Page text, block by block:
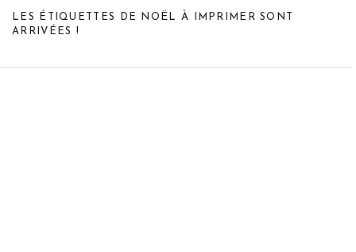
LES ÉTIQUETTES DE NOËL À IMPRIMER SONT
ARRIVÉES !